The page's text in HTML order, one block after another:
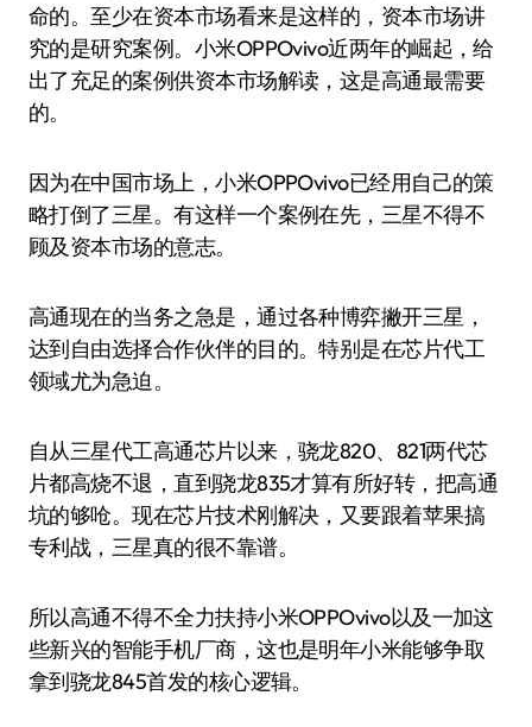
命的。至少在资本市场看来是这样的，资本市场讲
究的是研究案例。小米OPPOvivo近两年的崛起，给
出了充足的案例供资本市场解读，这是高通最需要
的。
因为在中国市场上，小米OPPOvivo已经用自己的策
略打倒了三星。有这样一个案例在先，三星不得不
顾及资本市场的意志。
高通现在的当务之急是，通过各种博弈撇开三星，
达到自由选择合作伙伴的目的。特别是在芯片代工
领域尤为急迫。
自从三星代工高通芯片以来，骁龙820、821两代芯
片都高烧不退，直到骁龙835才算有所好转，把高通
坑的够呛。现在芯片技术刚解决，又要跟着苹果搞
专利战，三星真的很不靠谱。
所以高通不得不全力扶持小米OPPOvivo以及一加这
些新兴的智能手机厂商，这也是明年小米能够争取
拿到骁龙845首发的核心逻辑。